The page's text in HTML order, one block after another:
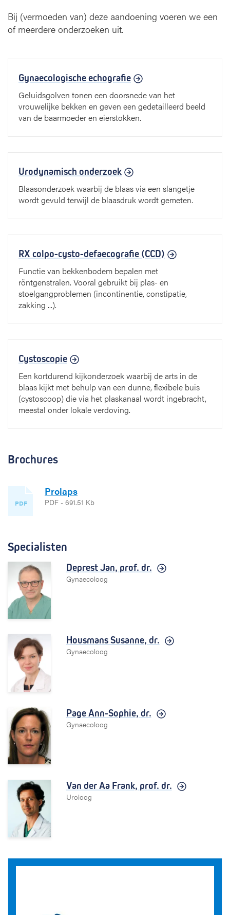
Bij (vermoeden van) deze aandoening voeren we een
of meerdere onderzoeken uit.
Gynaecologische echografie
Geluidsgolven tonen een doorsnede van het
vrouwelijke bekken en geven een gedetailleerd beeld
van de baarmoeder en eierstokken.
Urodynamisch onderzoek
Blaasonderzoek waarbij de blaas via een slangetje
wordt gevuld terwijl de blaasdruk wordt gemeten.
RX colpo-cysto-defaecografie (CCD)
Functie van bekkenbodem bepalen met
röntgenstralen. Vooral gebruikt bij plas- en
stoelgangproblemen (incontinentie, constipatie,
zakking ...).
Cystoscopie
Een kortdurend kijkonderzoek waarbij de arts in de
blaas kijkt met behulp van een dunne, flexibele buis
(cystoscoop) die via het plaskanaal wordt ingebracht,
meestal onder lokale verdoving.
Brochures
PDF
Prolaps
PDF - 691.51 Kb
Specialisten
Deprest Jan, prof. dr.
Gynaecoloog
Housmans Susanne, dr.
Gynaecoloog
Page Ann-Sophie, dr.
Gynaecoloog
Van der Aa Frank, prof. dr.
Uroloog